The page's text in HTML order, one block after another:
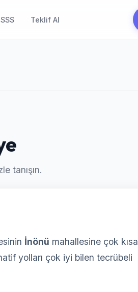
SSS Teklif Al
tanışın.
İnönü mahallesine çok kısa
yolları çok iyi bilen tecrübeli